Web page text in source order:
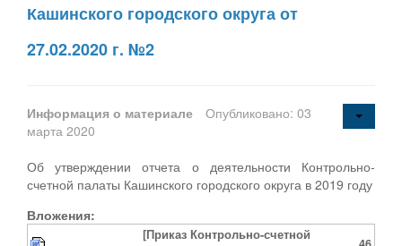
Кашинского городского округа от
27.02.2020 г. №2
Информация о материале
Опубликовано: 03
марта 2020
Об утверждении отчета о деятельности Контрольно-
счетной палаты Кашинского городского округа в 2019 году
Вложения:
[Приказ Контрольно-счетной